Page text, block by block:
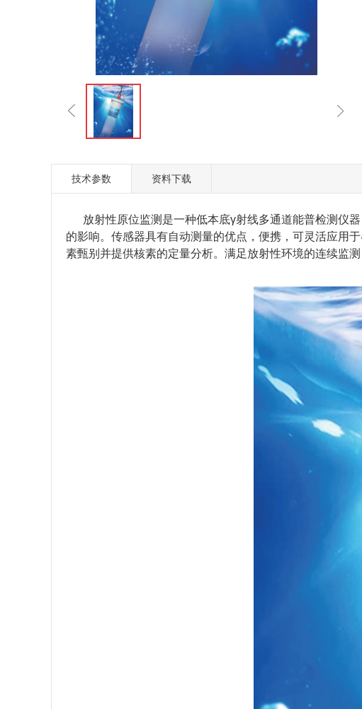
技术参数 资料下载
放射性原位监测是一种低本底γ射线多通道能普检测仪
的影响。传感器具有自动测量的优点，便携，可灵活应用
素甄别并提供核素的定量分析。满足放射性环境的连续监